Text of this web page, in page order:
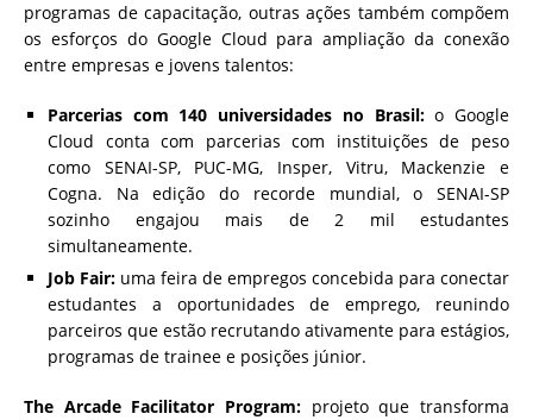
programas de capacitação, outras ações também compõem
os esforços do Google Cloud para ampliação da conexão
entre empresas e jovens talentos:
Parcerias com 140 universidades no Brasil:o Google
Cloud conta com parcerias com instituições de peso
como SENAI-SP, PUC-MG, Insper, Vitru, Mackenzie e
Cogna. Na edição do recorde mundial, o SENAI-SP
sozinho engajou mais de 2 mil estudantes
simultaneamente.
Job Fair: uma feira de empregos concebida para conectar
estudantes a oportunidades de emprego, reunindo
parceiros que estão recrutando ativamente para estágios,
programas de trainee e posições júnior.
The Arcade Facilitator Program: projeto que transforma